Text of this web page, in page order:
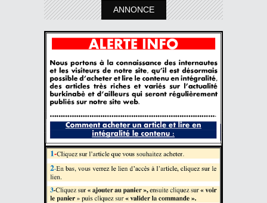
ANNONCE